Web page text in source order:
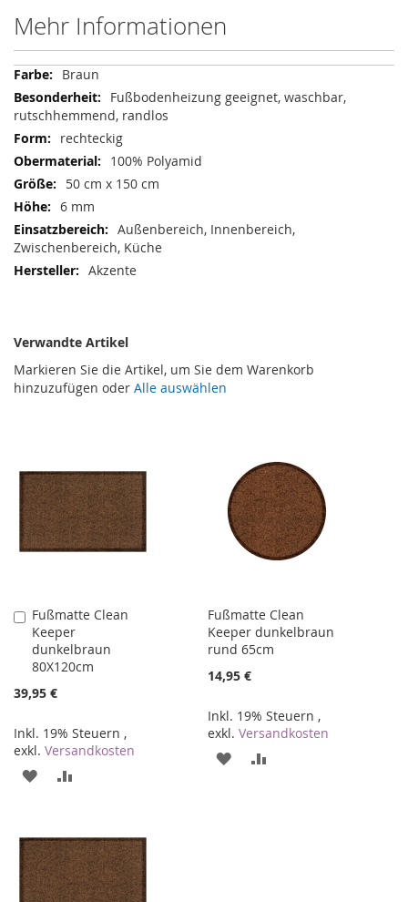
Mehr Informationen
Mehr
Informationen
Braun
Fußbodenheizung geeignet, waschbar,
rutschhemmend, randlos
rechteckig
100% Polyamid
50 cm x 150 cm
6 mm
Außenbereich, Innenbereich,
Zwischenbereich, Küche
Akzente
Verwandte Artikel
Markieren Sie die Artikel, um Sie dem Warenkorb
hinzuzufügen oder Alle auswählen
Fußmatte Clean
Keeper
dunkelbraun
80X120cm
39,95 €
Inkl. 19% Steuern ,
exkl. Versandkosten
In
den
Warenkorb
ZUR
HINZUFÜGEN
HINZUFÜGEN
Fußmatte Clean
Keeper dunkelbraun
rund 65cm
14,95 €
Inkl. 19% Steuern ,
exkl.Versandkosten
ZUR